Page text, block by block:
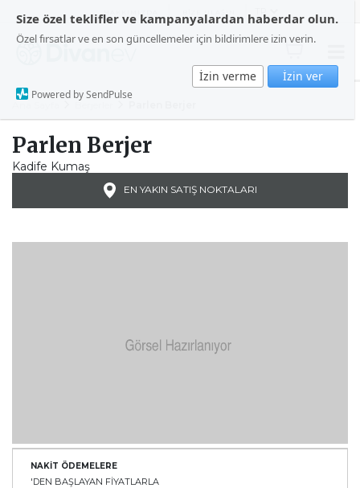
Size özel teklifler ve kampanyalardan haberdar olun.
Özel fırsatlar ve en son güncellemeler için bildirimlere izin verin.
İzin verme İzin ver
Powered by SendPulse
Parlen Berjer
Kadife Kumaş
EN YAKIN SATIŞ NOKTALARI
NAKİT ÖDEMELERE
'DEN BAŞLAYAN FİYATLARLA